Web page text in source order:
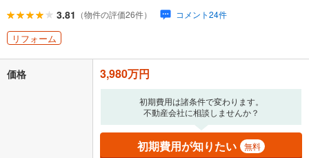
ローン返済額 103,314円（頭金比率 % ）
「金利」については、ご利用を予定されている金融機関等にご確認の
上、ご自身での入力をお願いいたします。初期設定で自動入力されてい
の金融機関等における貸出金利を何ら保証するものではありません。返
済方法「元利均等返済」にて算出しております。入力された金利を35年
適用した場合の計算結果を表示しています。
その他月額費用や、初期費用がかかります。ご注意ください。実際にお
借り入れの際は各金融機関等に、必ずご自身でご確認をお願いいたしま
3.81 （物件の評価26件） コメント24件
リフォーム
価格 3,980万円
初期費用は諸条件で変わります。
不動産会社に相談しませんか？
初期費用が知りたい 無料